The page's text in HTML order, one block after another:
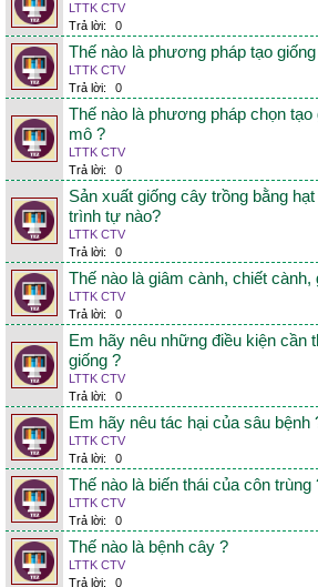
LTTK CTV
Trả lời:
0
Thế nào là phương pháp tạo
LTTK CTV
Trả lời:
0
Thế nào là phương pháp chọn tạo
mô ?
LTTK CTV
Trả lời:
0
Sản xuất giống cây trồng bằng
trình tự nào?
LTTK CTV
Trả lời:
0
Thế nào là giâm cành, chiết
LTTK CTV
Trả lời:
0
Em hãy nêu những điều kiện cần
giống ?
LTTK CTV
Trả lời:
0
Em hãy nêu tác hại của sâu bệnh
LTTK CTV
Trả lời:
0
Thế nào là biến thái của côn trùng
LTTK CTV
Trả lời:
0
Thế nào là bệnh cây ?
LTTK CTV
Trả lời:
0